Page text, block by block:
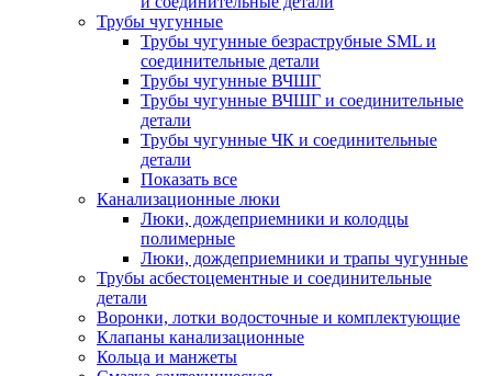
Трубы чугунные
Трубы чугунные безраструбные SML и
соединительные детали
Трубы чугунные ВЧШГ
Трубы чугунные ВЧШГ и соединительные
детали
Трубы чугунные ЧК и соединительные
детали
Показать все
Канализационные люки
Люки, дождеприемники и колодцы
полимерные
Люки, дождеприемники и трапы чугунные
Трубы асбестоцементные и соединительные
детали
Воронки, лотки водосточные и комплектующие
Клапаны канализационные
Кольца и манжеты